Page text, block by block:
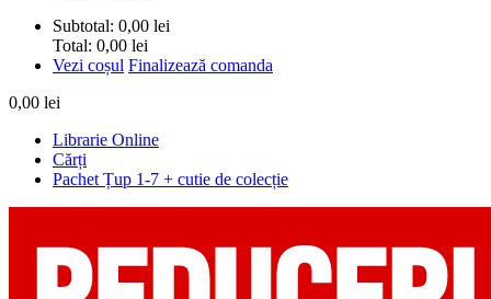
Subtotal: 0,00 lei
Total: 0,00 lei
Vezi coșul Finalizează comanda
0,00 lei
Librarie Online
Cărți
Pachet Țup 1-7 + cutie de colecție